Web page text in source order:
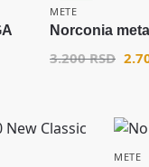
METE
Norconia
3.200RSD
METE